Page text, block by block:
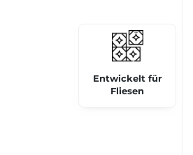
Entwickelt für
Fliesen